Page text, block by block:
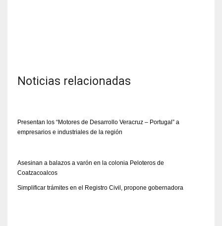
Noticias relacionadas
Presentan los “Motores de Desarrollo Veracruz – Portugal” a
empresarios e industriales de la región
Asesinan a balazos a varón en la colonia Peloteros de
Coatzacoalcos
Simplificar trámites en el Registro Civil, propone gobernadora